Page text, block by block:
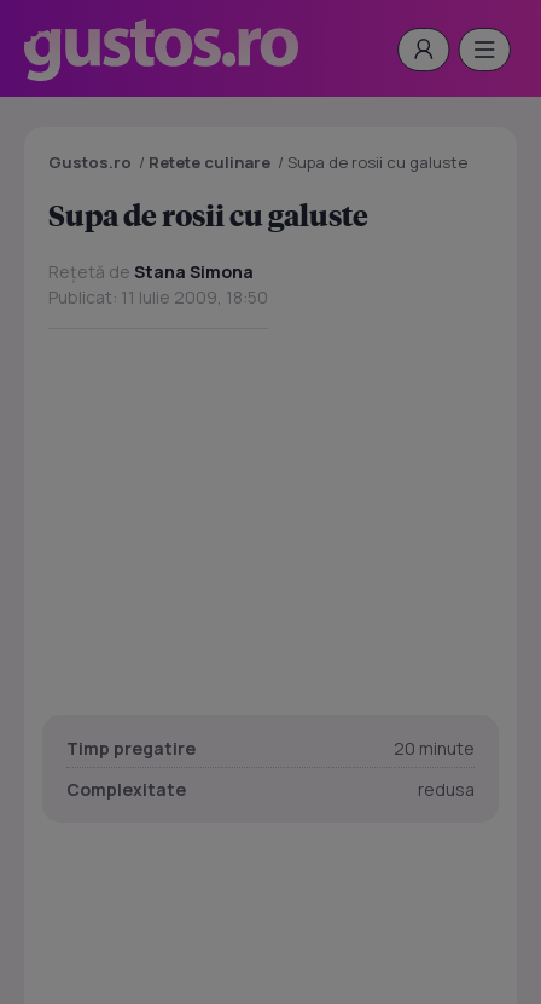
Gustos.ro / Retete culinare / Supa de rosii cu galuste
Supa de rosii cu galuste
Rețetă de Stana Simona
Publicat: 11 Iulie 2009, 18:50
Timp pregatire
20 minute
Complexitate
redusa